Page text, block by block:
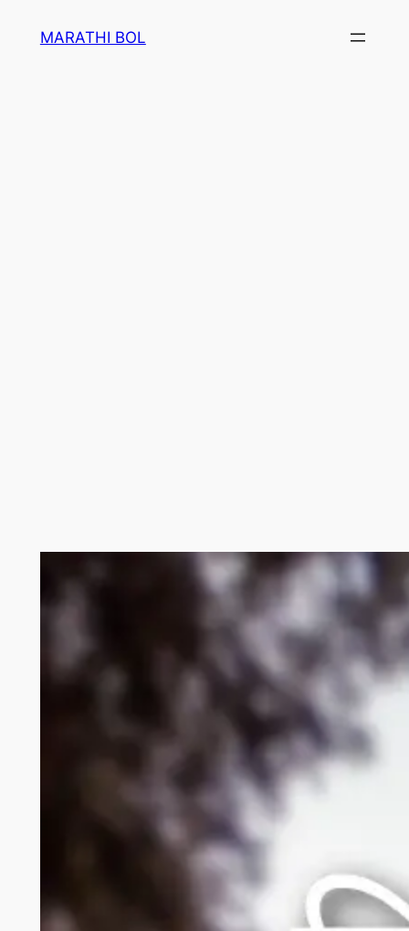
MARATHI BOL